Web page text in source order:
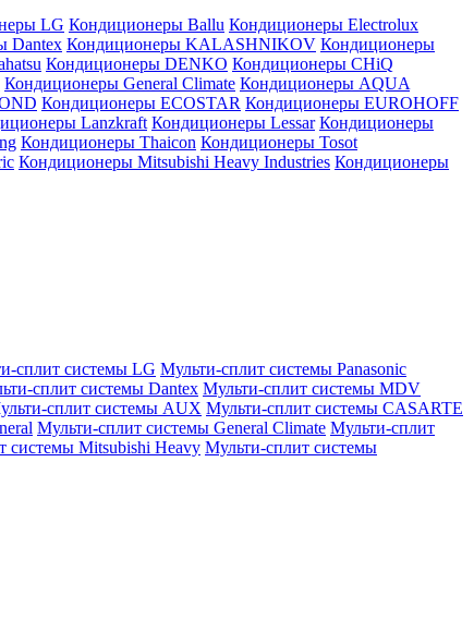
LG Кондиционеры Ballu Кондиционеры Electrolux
Dantex Кондиционеры KALASHNIKOV Кондиционеры
Кондиционеры DENKO Кондиционеры CHiQ
Кондиционеры General Climate Кондиционеры AQUA
Кондиционеры ECOSTAR Кондиционеры EUROHOFF
Lanzkraft Кондиционеры Lessar Кондиционеры
Кондиционеры Thaicon Кондиционеры Tosot
Кондиционеры Mitsubishi Heavy Industries Кондиционеры
сплит системы LG Мульти-сплит системы Panasonic
сплит системы Dantex Мульти-сплит системы MDV
сплит системы AUX Мульти-сплит системы CASARTE
Мульти-сплит системы General Climate Мульти-сплит
системы Mitsubishi Heavy Мульти-сплит системы